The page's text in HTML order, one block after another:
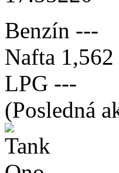
Benzín ---
Nafta 1,562
LPG ---
(Posledná